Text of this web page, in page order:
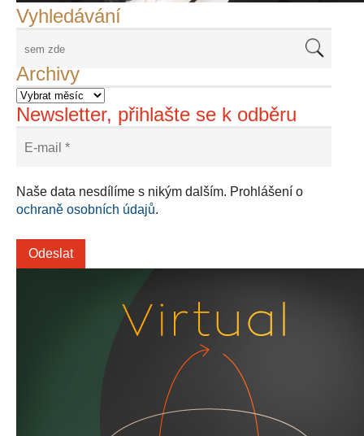
Vyhledávání
Archivy
Newsletter, přihlašte se k odběru
Naše data nesdílíme s nikým dalším. Prohlášení o
ochraně osobních údajů.